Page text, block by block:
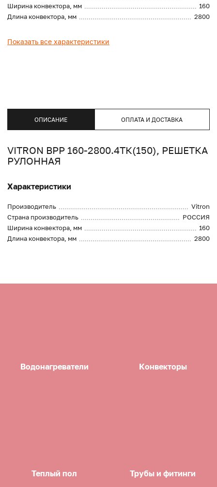
Ширина конвектора, мм
160
Длина конвектора, мм
2800
Показать все характеристики
ОПИСАНИЕ ОПЛАТА И ДОСТАВКА
VITRON ВРР 160-2800.4ТК(150), РЕШЕТКА
РУЛОННАЯ
Характеристики
Производитель
Vitron
Страна производитель
РОССИЯ
Ширина конвектора, мм
160
Длина конвектора, мм
2800
Водонагреватели Конвекторы
Теплый пол Трубы и фитинги